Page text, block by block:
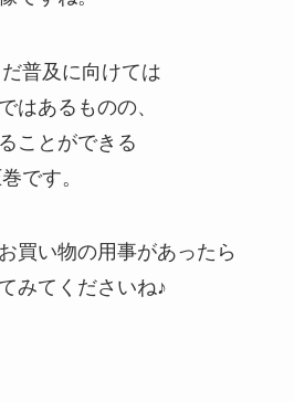
普及に向けては
はあるものの、
ことができる
です。
買い物の用事があったら
みてくださいね♪